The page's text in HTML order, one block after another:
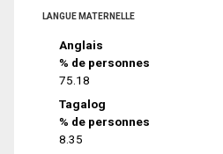
LANGUE MATERNELLE
Anglais
% de personnes
75.18
Tagalog
% de personnes
8.35